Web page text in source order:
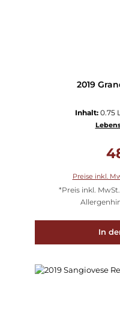
2019
Inhalt: 0.75
Preise inkl.
*Preis inkl.
In